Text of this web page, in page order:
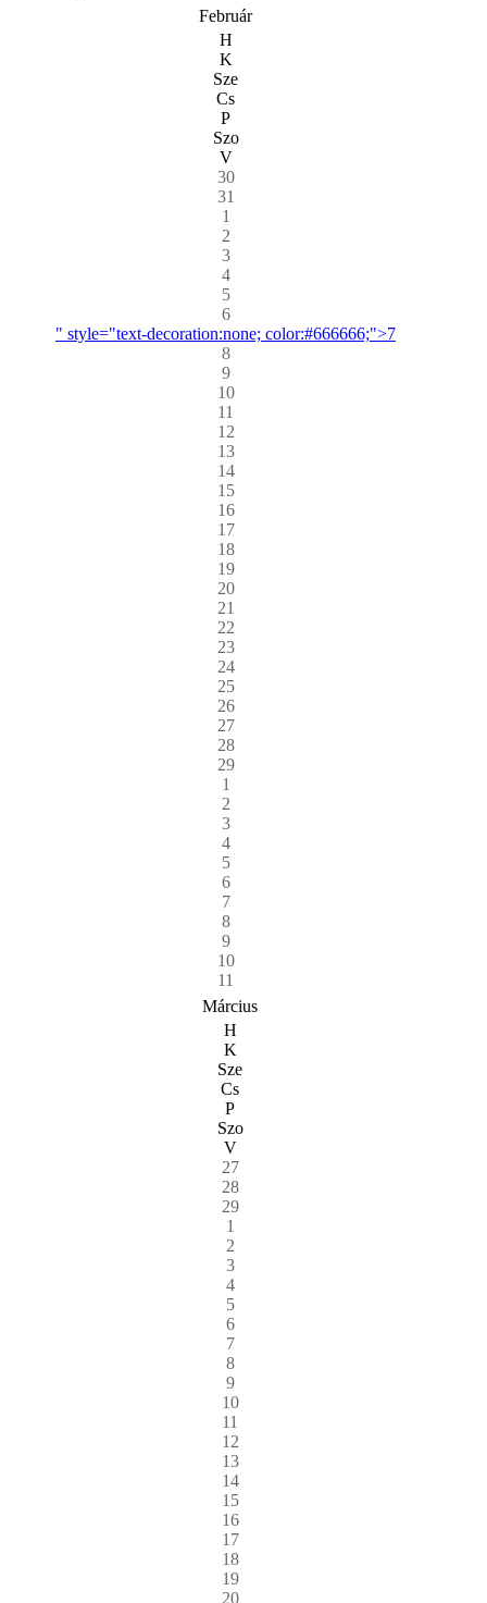
Február
H
K
Sze
Cs
P
Szo
V
30
31
1
2
3
4
5
6
" style="text-decoration:none; color:#666666;">7
8
9
10
11
12
13
14
15
16
17
18
19
20
21
22
23
24
25
26
27
28
29
1
2
3
4
5
6
7
8
9
10
11
Március
H
K
Sze
Cs
P
Szo
V
27
28
29
1
2
3
4
5
6
7
8
9
10
11
12
13
14
15
16
17
18
19
20